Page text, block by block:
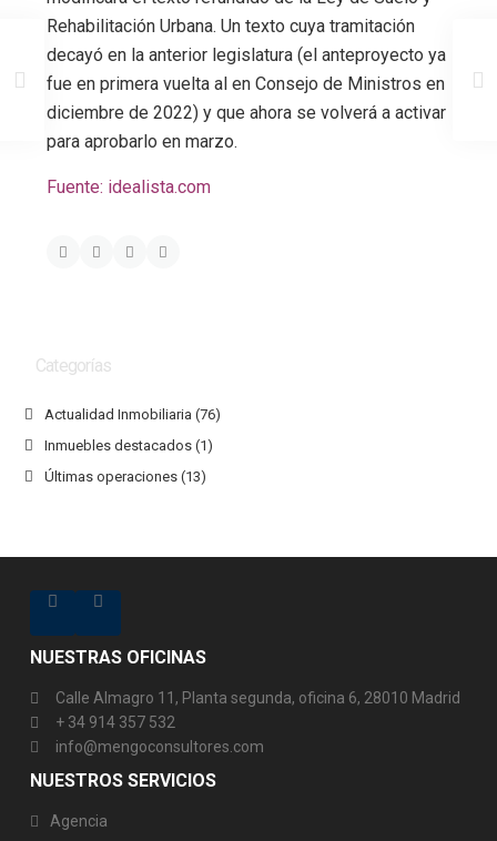
Rehabilitación Urbana. Un texto cuya tramitación
decayó en la anterior legislatura (el anteproyecto ya
fue en primera vuelta al en Consejo de Ministros en
diciembre de 2022) y que ahora se volverá a activar
para aprobarlo en marzo.
Fuente: idealista.com
Categorías
Actualidad Inmobiliaria (76)
Inmuebles destacados (1)
Últimas operaciones (13)
NUESTRAS OFICINAS
Calle Almagro 11, Planta segunda, oficina 6, 28010 Madrid
+ 34 914 357 532
info@mengoconsultores.com
NUESTROS SERVICIOS
Agencia